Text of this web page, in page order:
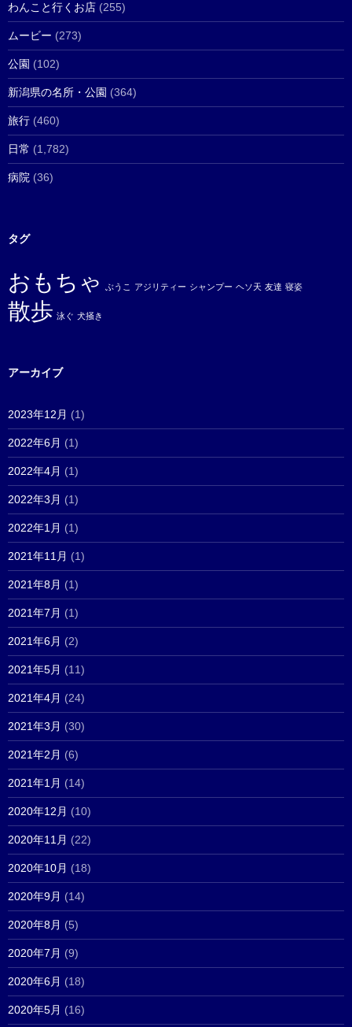
わんこと行くお店 (255)
ムービー (273)
公園 (102)
新潟県の名所・公園 (364)
旅行 (460)
日常 (1,782)
病院 (36)
タグ
おもちゃ ぶうこ アジリティー シャンプー ヘソ天 友達 寝姿
散歩 泳ぐ 犬掻き
アーカイブ
2023年12月 (1)
2022年6月 (1)
2022年4月 (1)
2022年3月 (1)
2022年1月 (1)
2021年11月 (1)
2021年8月 (1)
2021年7月 (1)
2021年6月 (2)
2021年5月 (11)
2021年4月 (24)
2021年3月 (30)
2021年2月 (6)
2021年1月 (14)
2020年12月 (10)
2020年11月 (22)
2020年10月 (18)
2020年9月 (14)
2020年8月 (5)
2020年7月 (9)
2020年6月 (18)
2020年5月 (16)